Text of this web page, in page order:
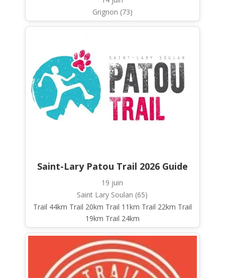
Grignon (73)
Saint-Lary Patou Trail 2026 Guide
19 juin
Saint Lary Soulan (65)
Trail 44km Trail 20km Trail 11km Trail 22km Trail
19km Trail 24km